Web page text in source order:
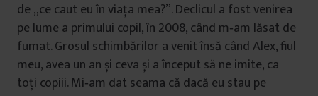
de „ce caut eu în viața mea?”. Declicul a fost venirea
pe lume a primului copil, în 2008, când m‑am lăsat de
fumat. Grosul schimbărilor a venit însă când Alex, fiul
meu, avea un an și ceva și a început să ne imite, ca
toți copiii. Mi‑am dat seama că dacă eu stau pe